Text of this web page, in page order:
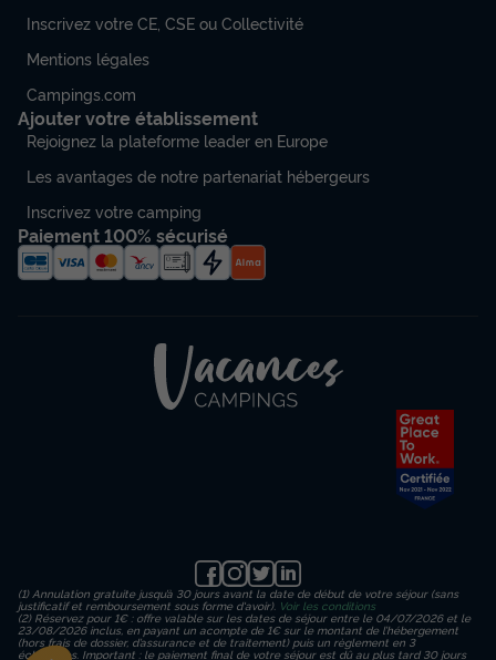
Inscrivez votre CE, CSE ou Collectivité
Mentions légales
Campings.com
Ajouter votre établissement
Rejoignez la plateforme leader en Europe
Les avantages de notre partenariat hébergeurs
Inscrivez votre camping
Paiement 100% sécurisé
(1) Annulation gratuite jusqu’à 30 jours avant la date de début de votre séjour (sans
justificatif et remboursement sous forme d'avoir). Voir les conditions
(2) Réservez pour 1€ : offre valable sur les dates de séjour entre le 04/07/2026 et le
23/08/2026 inclus, en payant un acompte de 1€ sur le montant de l’hébergement
(hors frais de dossier, d’assurance et de traitement) puis un règlement en 3
échéances. Important : le paiement final de votre séjour est dû au plus tard 30 jours